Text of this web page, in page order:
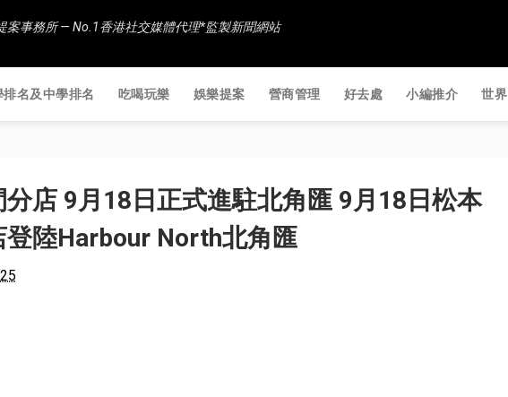
案事務所 — No.1香港社交媒體代理*監製新聞網站
排名及中學排名 吃喝玩樂 娛樂提案 營商管理 好去處 小編推介 世界
店 9月18日正式進駐北角匯 9月18日松本
陸Harbour North北角匯